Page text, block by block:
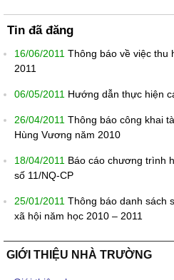
Tin đã đăng
16/06/2011 Thông báo về việc thu
2011
06/05/2011 Hướng dẫn thực hiện
26/04/2011 Thông báo công khai
Hùng Vương năm 2010
18/04/2011 Báo cáo chương trình
số 11/NQ-CP
25/01/2011 Thông báo danh sách
xã hội năm học 2010 – 2011
GIỚI THIỆU NHÀ TRƯỜNG